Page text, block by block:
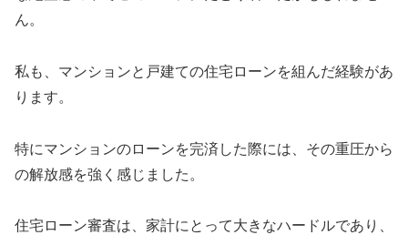
ん。
私も、マンションと戸建ての住宅ローンを組んだ経験があ
ります。
特にマンションのローンを完済した際には、その重圧から
の解放感を強く感じました。
住宅ローン審査は、家計にとって大きなハードルであり、